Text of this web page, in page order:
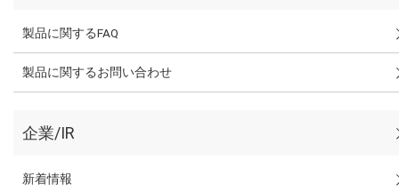
製品に関するFAQ
製品に関するお問い合わせ
企業/IR
新着情報